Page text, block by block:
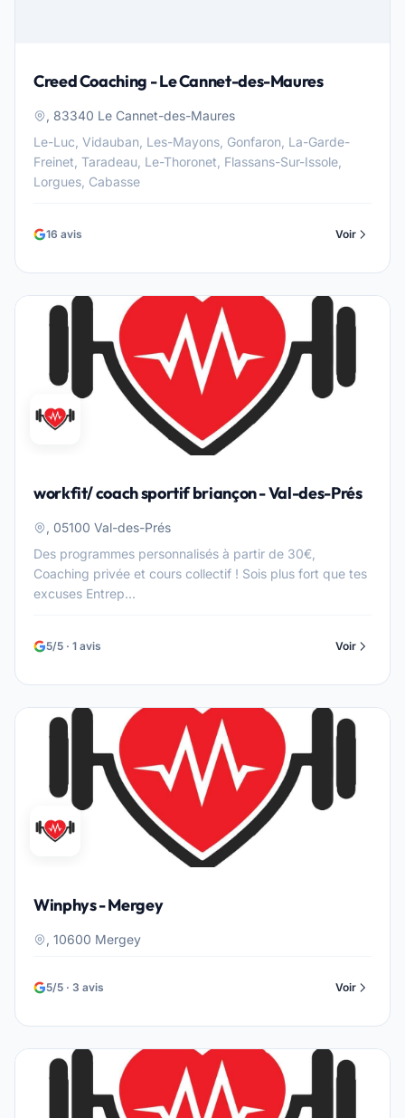
Creed Coaching - Le Cannet-des-Maures
, 83340 Le Cannet-des-Maures
Le-Luc, Vidauban, Les-Mayons, Gonfaron, La-Garde-
Freinet, Taradeau, Le-Thoronet, Flassans-Sur-Issole,
Lorgues, Cabasse
16 avis Voir
workfit/ coach sportif briançon - Val-des-Prés
, 05100 Val-des-Prés
Des programmes personnalisés à partir de 30€,
Coaching privée et cours collectif ! Sois plus fort que tes
excuses Entrep...
5/5 · 1 avis Voir
Winphys - Mergey
, 10600 Mergey
5/5 · 3 avis Voir